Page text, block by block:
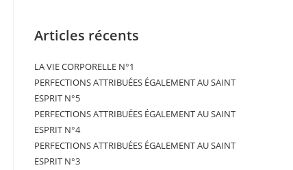
Articles récents
LA VIE CORPORELLE N°1
PERFECTIONS ATTRIBUÉES ÉGALEMENT AU SAINT
ESPRIT N°5
PERFECTIONS ATTRIBUÉES ÉGALEMENT AU SAINT
ESPRIT N°4
PERFECTIONS ATTRIBUÉES ÉGALEMENT AU SAINT
ESPRIT N°3